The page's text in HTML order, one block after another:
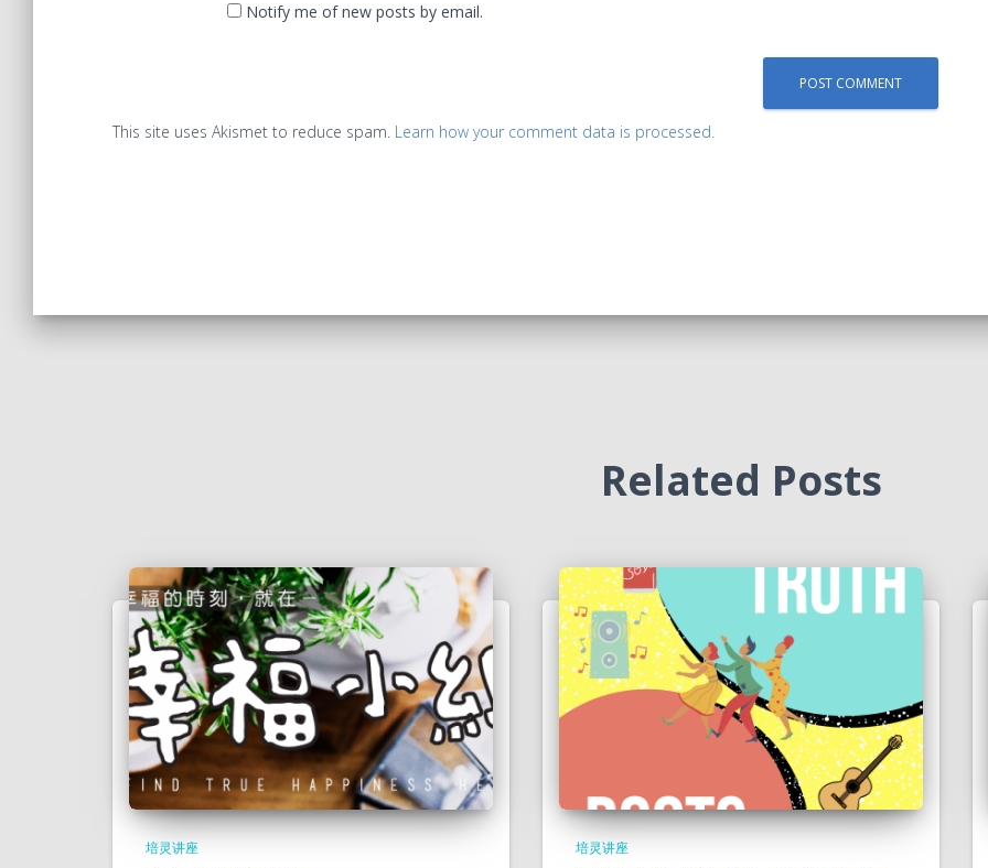
Notify me of new posts by email.
This site uses Akismet to reduce spam. Learn how your comment data is processed.
Related Posts
培灵讲座 培灵讲座